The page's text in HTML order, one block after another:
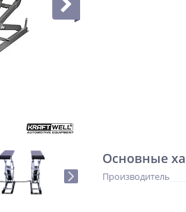
Основные
Производитель